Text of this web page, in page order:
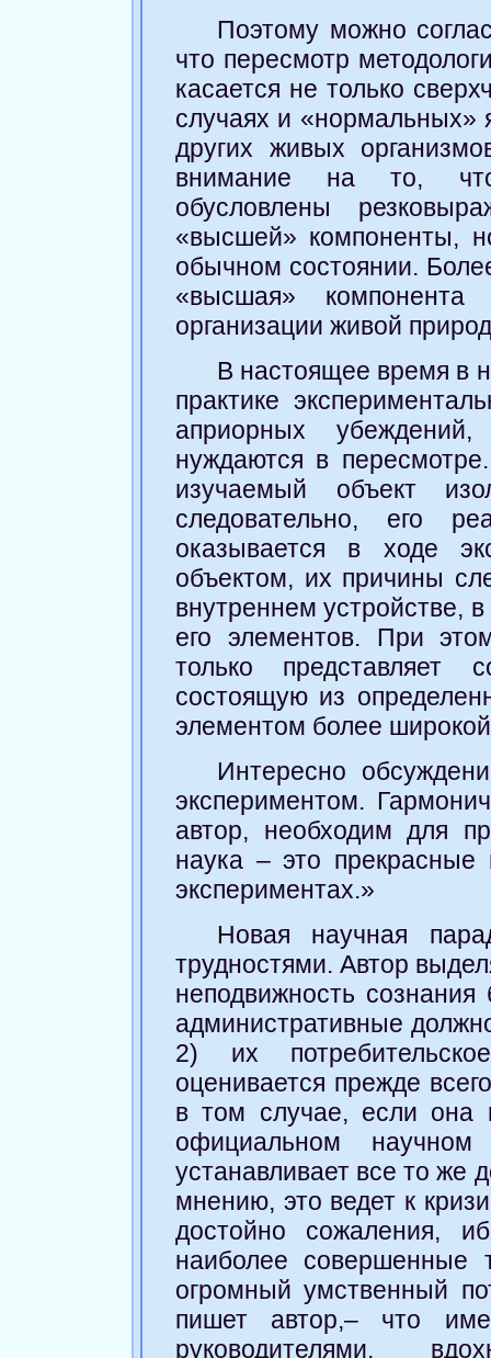
Поэтому можно
что пересмотр
касается не только
случаях и «нормальных»
других живых
внимание на то, что
обусловлены
«высшей» компоненты,
обычном состоянии.
«высшая»
организации живой
В настоящее время в
практике
априорных
нуждаются в
изучаемый объект
следовательно, его
оказывается в ходе
объектом, их причины
внутреннем устройстве,
его элементов. При
только представляет
состоящую из
элементом более
Интересно
экспериментом.
автор, необходим для
наука – это
экспериментах.»
Новая научная
трудностями. Автор
неподвижность
административные
2) их
оценивается прежде
в том случае, если она
официальном
устанавливает все то же
мнению, это ведет к
достойно сожаления,
наиболее совершенные
огромный умственный
пишет автор,– что
руководителями,